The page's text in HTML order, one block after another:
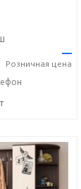
—
Розничная цена
37